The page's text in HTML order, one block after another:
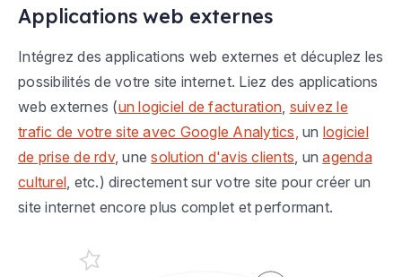
Applications web externes
Intégrez des applications web externes et décuplez les
possibilités de votre site internet. Liez des applications
web externes (un logiciel de facturation, suivez le
trafic de votre site avec Google Analytics, un logiciel
de prise de rdv, unesolution d'avis clients, unagenda
culturel, etc.) directement sur votre site pour créer un
site internet encore plus complet et performant.